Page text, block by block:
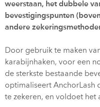
weerstaan, het dubbele
bevestigingspunten
andere
Door gebruik te maken
karabijnhaken, voor een
de sterkste bestaande
optimaliseert AnchorLash
te zekeren, en voldoet het